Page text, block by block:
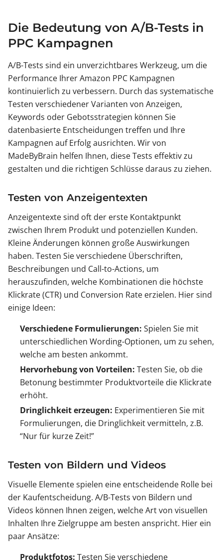
Die Bedeutung von A/B-Tests in
PPC Kampagnen
A/B-Tests sind ein unverzichtbares Werkzeug, um die
Performance Ihrer Amazon PPC Kampagnen
kontinuierlich zu verbessern. Durch das systematische
Testen verschiedener Varianten von Anzeigen,
Keywords oder Gebotsstrategien können Sie
datenbasierte Entscheidungen treffen und Ihre
Kampagnen auf Erfolg ausrichten. Wir von
MadeByBrain helfen Ihnen, diese Tests effektiv zu
gestalten und die richtigen Schlüsse daraus zu ziehen.
Testen von Anzeigentexten
Anzeigentexte sind oft der erste Kontaktpunkt
zwischen Ihrem Produkt und potenziellen Kunden.
Kleine Änderungen können große Auswirkungen
haben. Testen Sie verschiedene Überschriften,
Beschreibungen und Call-to-Actions, um
herauszufinden, welche Kombinationen die höchste
Klickrate (CTR) und Conversion Rate erzielen. Hier sind
einige Ideen:
Verschiedene Formulierungen: Spielen Sie mit
unterschiedlichen Wording-Optionen, um zu sehen,
welche am besten ankommt.
Hervorhebung von Vorteilen: Testen Sie, ob die
Betonung bestimmter Produktvorteile die Klickrate
erhöht.
Dringlichkeit erzeugen: Experimentieren Sie mit
Formulierungen, die Dringlichkeit vermitteln, z.B.
“Nur für kurze Zeit!”
Testen von Bildern und Videos
Visuelle Elemente spielen eine entscheidende Rolle bei
der Kaufentscheidung. A/B-Tests von Bildern und
Videos können Ihnen zeigen, welche Art von visuellen
Inhalten Ihre Zielgruppe am besten anspricht. Hier ein
paar Ansätze:
Produktfotos: Testen Sie verschiedene